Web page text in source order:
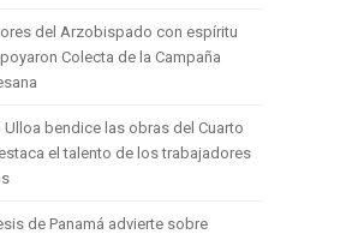
del Arzobispado con espíritu
Colecta de la Campaña
bendice las obras del Cuarto
el talento de los trabajadores
de Panamá advierte sobre